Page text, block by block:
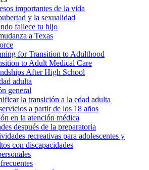
importantes de la vida
y la sexualidad
fallece tu hijo
a Texas
for Transition to Adulthood
to Adult Medical Care
After High School
adulta
general
la transición a la edad adulta
a partir de los 18 años
en la atención médica
después de la preparatoria
recreativas para adolescentes y
con discapacidades